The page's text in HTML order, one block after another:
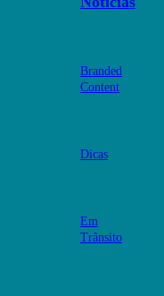
Branded
Content
Dicas
Em
Trânsito